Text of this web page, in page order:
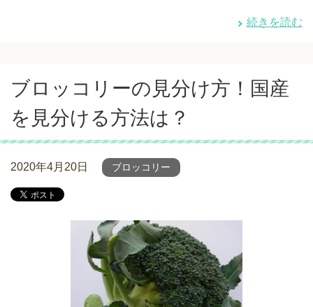
続きを読む
ブロッコリーの見分け方！国産
を見分ける方法は？
2020年4月20日 ブロッコリー